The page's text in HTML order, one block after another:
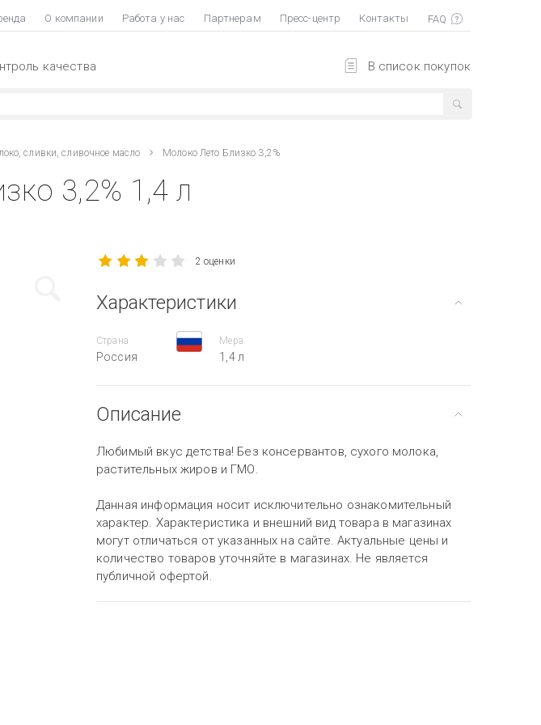
О компании Работа у нас Партнерам Пресс-центр Контакты
В список покупок
качества
сливки, сливочное масло Молоко Лето Близко 3,2%
3,2% 1,4 л
2 оценки
Характеристики
Страна
Россия
Мера
1,4 л
Описание
Любимый вкус детства! Без консервантов, сухого молока,
растительных жиров и ГМО.
Данная информация носит исключительно ознакомительный
характер. Характеристика и внешний вид товара в магазинах
могут отличаться от указанных на сайте. Актуальные цены и
количество товаров уточняйте в магазинах. Не является
публичной офертой.